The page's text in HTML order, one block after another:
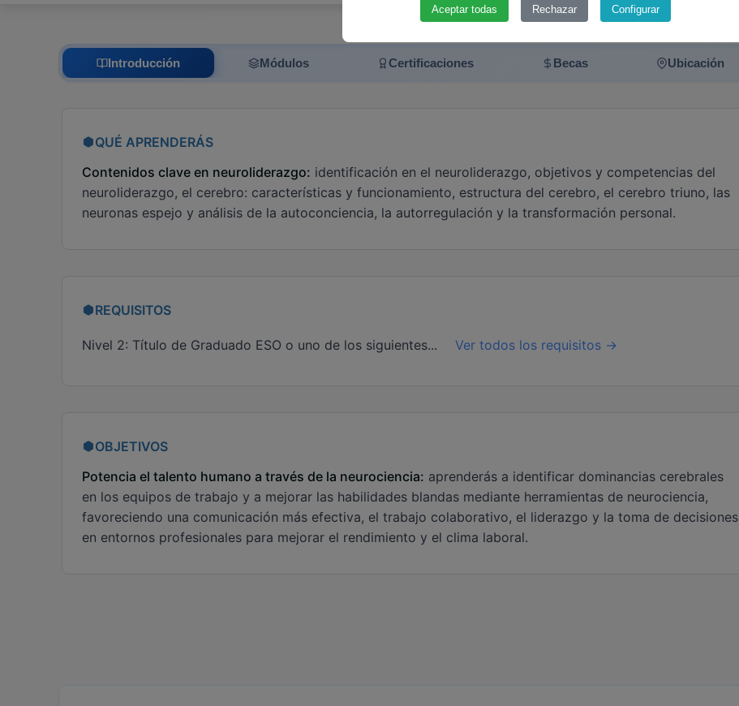
Introducción Módulos Certificaciones Becas Ubicación
QUÉ APRENDERÁS
Contenidos clave en neuroliderazgo: identificación en el neuroliderazgo, objetivos y competencias del
neuroliderazgo, el cerebro: características y funcionamiento, estructura del cerebro, el cerebro triuno, las
neuronas espejo y análisis de la autoconciencia, la autorregulación y la transformación personal.
REQUISITOS
Nivel 2: Título de Graduado ESO o uno de los siguientes... Ver todos los requisitos →
OBJETIVOS
Potencia el talento humano a través de la neurociencia: aprenderás a identificar dominancias cerebrales
en los equipos de trabajo y a mejorar las habilidades blandas mediante herramientas de neurociencia,
favoreciendo una comunicación más efectiva, el trabajo colaborativo, el liderazgo y la toma de decisiones
en entornos profesionales para mejorar el rendimiento y el clima laboral.
Aceptar todas Rechazar Configurar